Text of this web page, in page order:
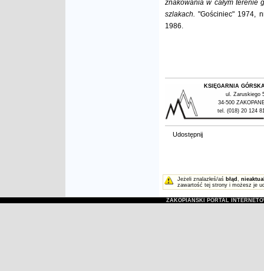
znakowania w całym terenie
szlakach."Gościniec" 1974,
1986.
KSIĘGARNIA
ul. Zaruskiego
34-500
tel. (018) 20 124
Udostępnij
Jeżeli znalazłeś/aś błąd ,
zawartość tej strony i możesz je
ZAKOPIAŃSKI PORTAL